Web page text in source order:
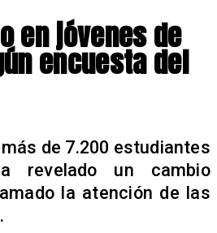
en jóvenes de
encuesta del
de 7.200 estudiantes
revelado un cambio
la atención de las